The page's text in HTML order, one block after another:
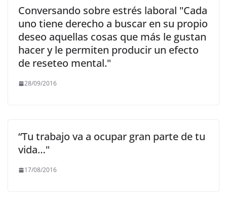
Conversando sobre estrés laboral "Cada
uno tiene derecho a buscar en su propio
deseo aquellas cosas que más le gustan
hacer y le permiten producir un efecto
de reseteo mental."
28/09/2016
“Tu trabajo va a ocupar gran parte de tu
vida…"
17/08/2016